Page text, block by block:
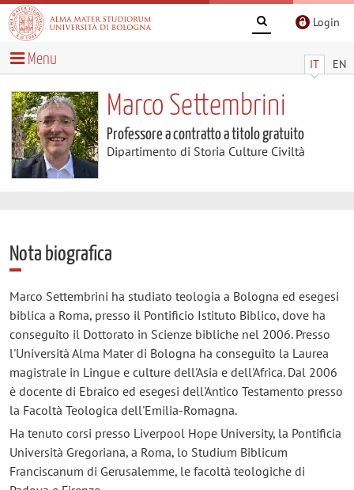
Login
IT EN
Menu
Marco Settembrini
Professore a contratto a titolo gratuito
Dipartimento di Storia Culture Civiltà
Nota biografica
Marco Settembrini ha studiato teologia a Bologna ed esegesi
biblica a Roma, presso il Pontificio Istituto Biblico, dove ha
conseguito il Dottorato in Scienze bibliche nel 2006. Presso
l'Università Alma Mater di Bologna ha conseguito la Laurea
magistrale in Lingue e culture dell'Asia e dell'Africa. Dal 2006
è docente di Ebraico ed esegesi dell'Antico Testamento presso
la Facoltà Teologica dell'Emilia-Romagna.
Ha tenuto corsi presso Liverpool Hope University, la Pontificia
Università Gregoriana, a Roma, lo Studium Biblicum
Franciscanum di Gerusalemme, le facoltà teologiche di